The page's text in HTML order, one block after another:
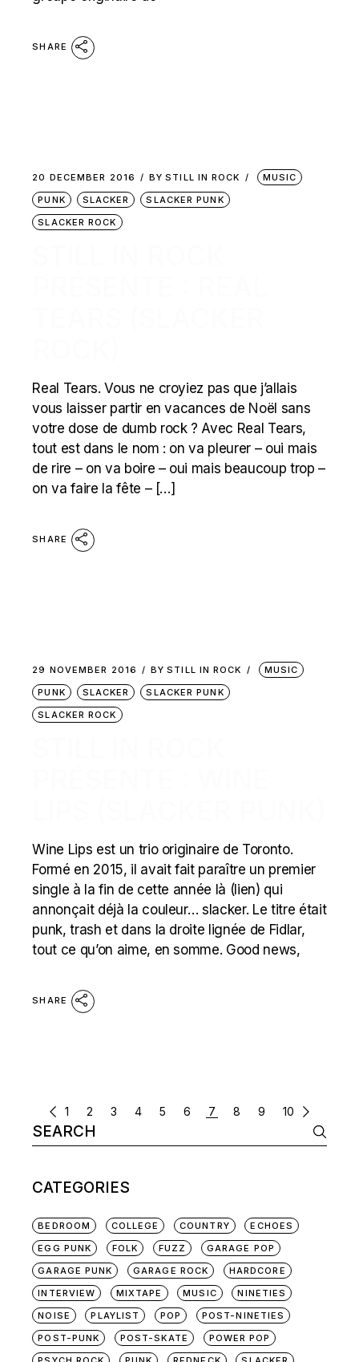
SHARE
20 DECEMBER 2016 BY STILL IN ROCK
MUSIC
PUNK
SLACKER
SLACKER PUNK
SLACKER ROCK
Real Tears. Vous ne croyiez pas que j’allais
vous laisser partir en vacances de Noël sans
votre dose de dumb rock ? Avec Real Tears,
tout est dans le nom : on va pleurer – oui mais
de rire – on va boire – oui mais beaucoup trop –
on va faire la fête – […]
SHARE
29 NOVEMBER 2016 BY STILL IN ROCK
MUSIC
PUNK
SLACKER
SLACKER PUNK
SLACKER ROCK
Wine Lips est un trio originaire de Toronto.
Formé en 2015, il avait fait paraître un premier
single à la fin de cette année là (lien) qui
annonçait déjà la couleur… slacker. Le titre était
punk, trash et dans la droite lignée de Fidlar,
tout ce qu’on aime, en somme. Good news,
SHARE
POSTS
NAVIGATION
1 2 3 4 5 6 7 8 9 10
Search
for:
CATEGORIES
BEDROOM COLLEGE COUNTRY
ECHOES
EGG PUNK
FOLK FUZZ
GARAGE POP
GARAGE PUNK
GARAGE ROCK
HARDCORE
INTERVIEW
MIXTAPE MUSIC
NINETIES
NOISE
PLAYLIST POP
POST-NINETIES
POST-PUNK
POST-SKATE
POWER POP